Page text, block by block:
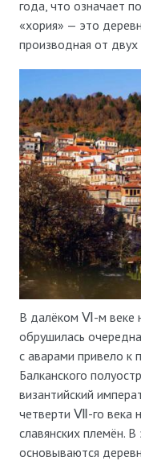
года, что означает
«хория» — это
производная от двух
В далёком Ⅵ-м веке
обрушилась
с аварами привело к
Балканского
византийский
четверти Ⅶ-го века
славянских племён. В
основываются